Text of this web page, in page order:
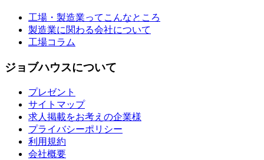
工場・製造業ってこんなところ
製造業に関わる会社について
工場コラム
ジョブハウスについて
プレゼント
サイトマップ
求人掲載をお考えの企業様
プライバシーポリシー
利用規約
会社概要